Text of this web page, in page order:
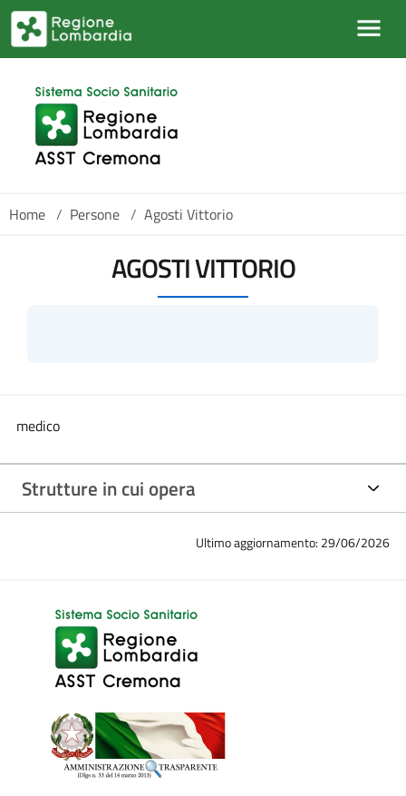
Salta al contenuto principale
Home / Persone / Agosti Vittorio
AGOSTI VITTORIO
medico
Strutture in cui opera
Ultimo aggiornamento: 29/06/2026